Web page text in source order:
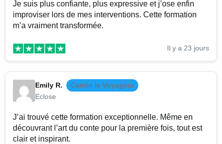
Je suis plus confiante, plus expressive et j’ose enfin
improviser lors de mes interventions. Cette formation
m’a vraiment transformée.
Il y a 23 jours
Emily R.
Cantin le Voyageur
Eclose
J’ai trouvé cette formation exceptionnelle. Même en
découvrant l’art du conte pour la première fois, tout est
clair et inspirant.